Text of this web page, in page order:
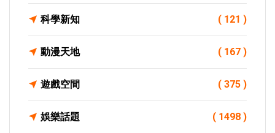
科學新知 ( 121 )
動漫天地 ( 167 )
遊戲空間 ( 375 )
娛樂話題 ( 1498 )